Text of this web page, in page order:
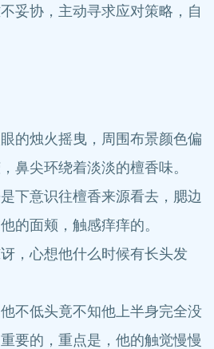
协，主动寻求应对策略，自
烛火摇曳，周围布景颜色偏
鼻尖环绕着淡淡的檀香味。
意识往檀香来源看去，腮边
的面颊，触感痒痒的。
心想他什么时候有长头发
低头竟不知他上半身完全没
要的，重点是，他的触觉慢慢